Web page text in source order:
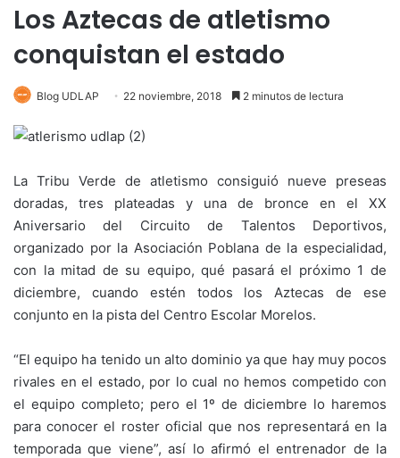
Los Aztecas de atletismo
conquistan el estado
Blog UDLAP 22 noviembre, 2018 2 minutos de lectura
La Tribu Verde de atletismo consiguió nueve preseas
doradas, tres plateadas y una de bronce en el XX
Aniversario del Circuito de Talentos Deportivos,
organizado por la Asociación Poblana de la especialidad,
con la mitad de su equipo, qué pasará el próximo 1 de
diciembre, cuando estén todos los Aztecas de ese
conjunto en la pista del Centro Escolar Morelos.
“El equipo ha tenido un alto dominio ya que hay muy pocos
rivales en el estado, por lo cual no hemos competido con
el equipo completo; pero el 1º de diciembre lo haremos
para conocer el roster oficial que nos representará en la
temporada que viene”, así lo afirmó el entrenador de la